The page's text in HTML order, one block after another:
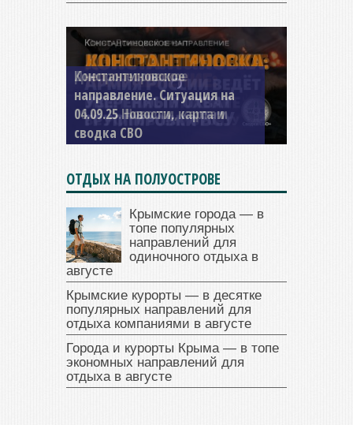
Константиновское
направление. Ситуация на
04.09.25 Новости, карта и
сводка СВО
ОТДЫХ НА ПОЛУОСТРОВЕ
Крымские города — в
топе популярных
направлений для
одиночного отдыха в
августе
Крымские курорты — в десятке
популярных направлений для
отдыха компаниями в августе
Города и курорты Крыма — в топе
экономных направлений для
отдыха в августе